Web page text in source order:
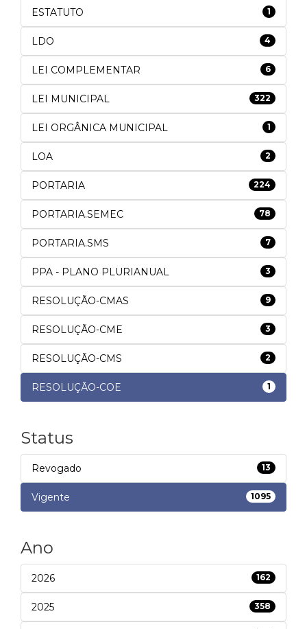
ESTATUTO 1
LDO 4
LEI COMPLEMENTAR 6
LEI MUNICIPAL 322
LEI ORGÂNICA MUNICIPAL 1
LOA 2
PORTARIA 224
PORTARIA.SEMEC 78
PORTARIA.SMS 7
PPA - PLANO PLURIANUAL 3
RESOLUÇÃO-CMAS 9
RESOLUÇÃO-CME 3
RESOLUÇÃO-CMS 2
RESOLUÇÃO-COE 1
Status
Revogado 13
Vigente 1095
Ano
2026 162
2025 358